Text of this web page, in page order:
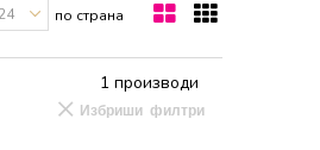
по страна
1 производи
Избриши филтри